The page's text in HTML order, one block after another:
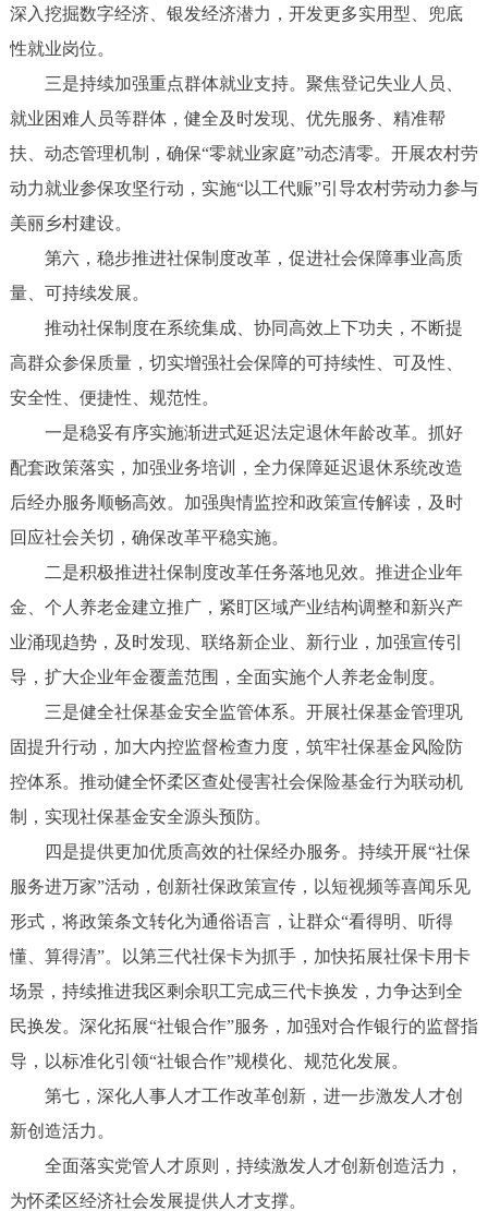
深入挖掘数字经济、银发经济潜力，开发更多实用型、兜底
性就业岗位。
三是持续加强重点群体就业支持。聚焦登记失业人员、
就业困难人员等群体，健全及时发现、优先服务、精准帮
扶、动态管理机制，确保“零就业家庭”动态清零。开展农村劳
动力就业参保攻坚行动，实施“以工代赈”引导农村劳动力参与
美丽乡村建设。
第六，稳步推进社保制度改革，促进社会保障事业高质
量、可持续发展。
推动社保制度在系统集成、协同高效上下功夫，不断提
高群众参保质量，切实增强社会保障的可持续性、可及性、
安全性、便捷性、规范性。
一是稳妥有序实施渐进式延迟法定退休年龄改革。抓好
配套政策落实，加强业务培训，全力保障延迟退休系统改造
后经办服务顺畅高效。加强舆情监控和政策宣传解读，及时
回应社会关切，确保改革平稳实施。
二是积极推进社保制度改革任务落地见效。推进企业年
金、个人养老金建立推广，紧盯区域产业结构调整和新兴产
业涌现趋势，及时发现、联络新企业、新行业，加强宣传引
导，扩大企业年金覆盖范围，全面实施个人养老金制度。
三是健全社保基金安全监管体系。开展社保基金管理巩
固提升行动，加大内控监督检查力度，筑牢社保基金风险防
控体系。推动健全怀柔区查处侵害社会保险基金行为联动机
制，实现社保基金安全源头预防。
四是提供更加优质高效的社保经办服务。持续开展“社保
服务进万家”活动，创新社保政策宣传，以短视频等喜闻乐见
形式，将政策条文转化为通俗语言，让群众“看得明、听得
懂、算得清”。以第三代社保卡为抓手，加快拓展社保卡用卡
场景，持续推进我区剩余职工完成三代卡换发，力争达到全
民换发。深化拓展“社银合作”服务，加强对合作银行的监督指
导，以标准化引领“社银合作”规模化、规范化发展。
第七，深化人事人才工作改革创新，进一步激发人才创
新创造活力。
全面落实党管人才原则，持续激发人才创新创造活力，
为怀柔区经济社会发展提供人才支撑。